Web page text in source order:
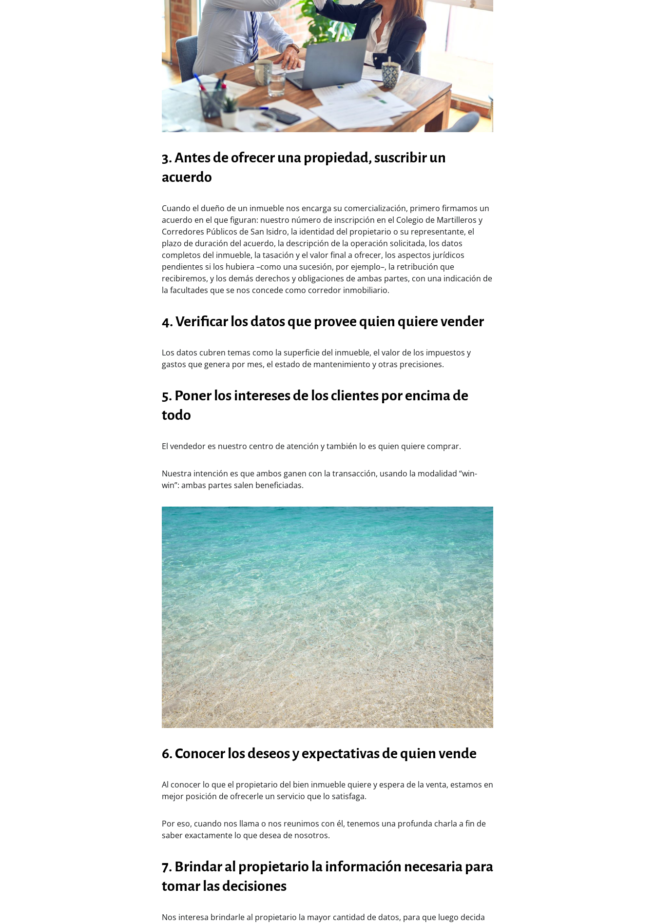
3. Antes de ofrecer una propiedad, suscribir un
acuerdo
Cuando el dueño de un inmueble nos encarga su comercialización, primero firmamos un
acuerdo en el que figuran: nuestro número de inscripción en el Colegio de Martilleros y
Corredores Públicos de San Isidro, la identidad del propietario o su representante, el
plazo de duración del acuerdo, la descripción de la operación solicitada, los datos
completos del inmueble, la tasación y el valor final a ofrecer, los aspectos jurídicos
pendientes si los hubiera –como una sucesión, por ejemplo–, la retribución que
recibiremos, y los demás derechos y obligaciones de ambas partes, con una indicación de
la facultades que se nos concede como corredor inmobiliario.
4. Verificar los datos que provee quien quiere vender
Los datos cubren temas como la superficie del inmueble, el valor de los impuestos y
gastos que genera por mes, el estado de mantenimiento y otras precisiones.
5. Poner los intereses de los clientes por encima de
todo
El vendedor es nuestro centro de atención y también lo es quien quiere comprar.
Nuestra intención es que ambos ganen con la transacción, usando la modalidad “win-
win”: ambas partes salen beneficiadas.
6. Conocer los deseos y expectativas de quien vende
Al conocer lo que el propietario del bien inmueble quiere y espera de la venta, estamos en
mejor posición de ofrecerle un servicio que lo satisfaga.
Por eso, cuando nos llama o nos reunimos con él, tenemos una profunda charla a fin de
saber exactamente lo que desea de nosotros.
7. Brindar al propietario la información necesaria para
tomar las decisiones
Nos interesa brindarle al propietario la mayor cantidad de datos, para que luego decida